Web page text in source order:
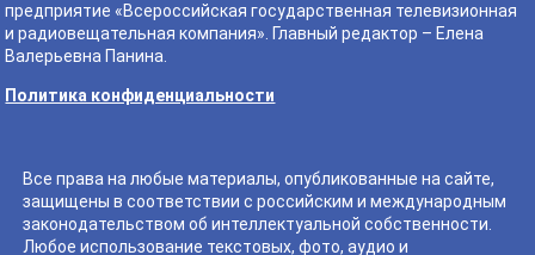
предприятие «Всероссийская государственная телевизионная
и радиовещательная компания». Главный редактор – Елена
Валерьевна Панина.
Политика конфиденциальности
Все права на любые материалы, опубликованные на сайте,
защищены в соответствии с российским и международным
законодательством об интеллектуальной собственности.
Любое использование текстовых, фото, аудио и